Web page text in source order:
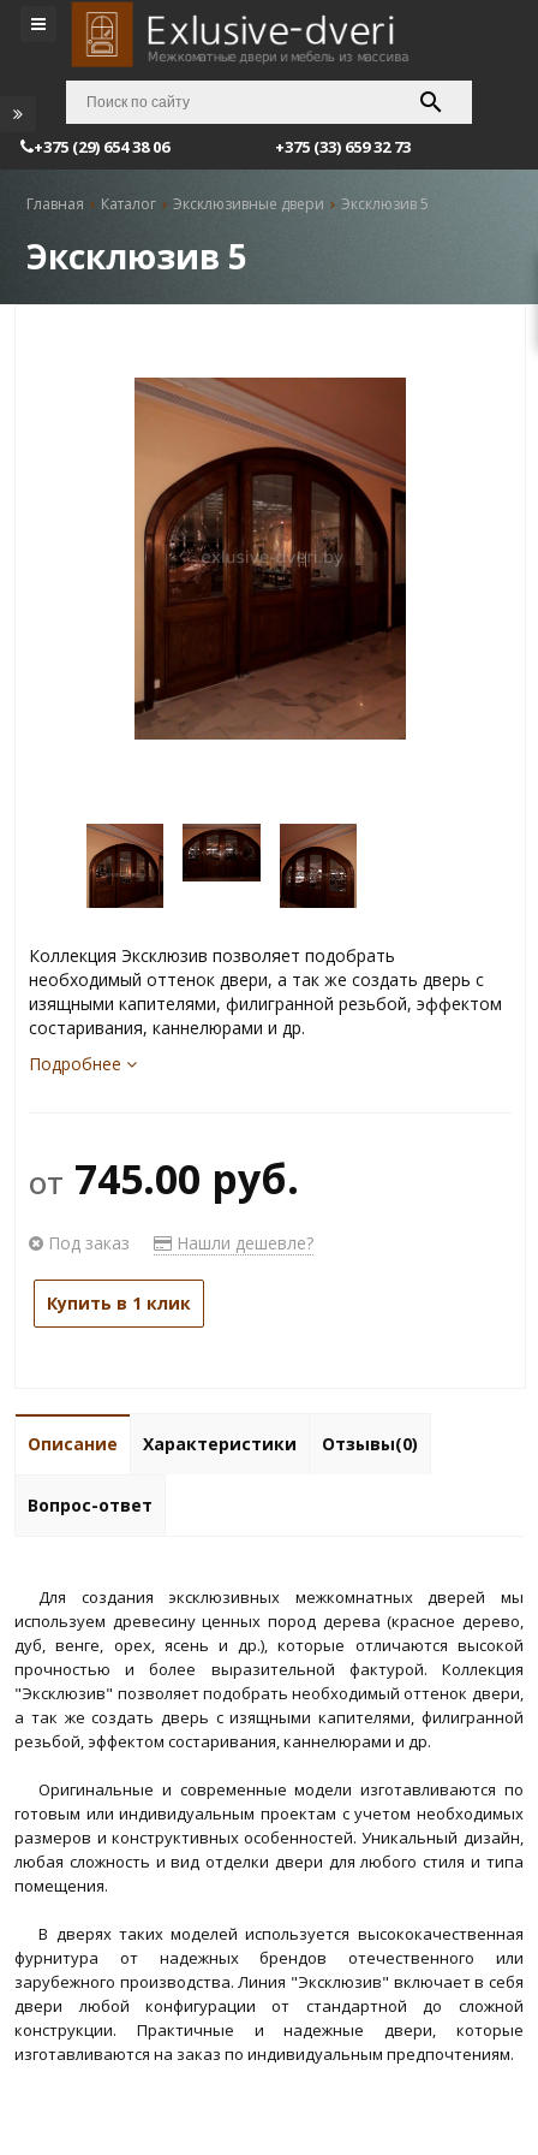
+375 (29) 654 38 06 +375 (33) 659 32 73
Главная Каталог Эксклюзивные двери Эксклюзив 5
Эксклюзив 5
Коллекция Эксклюзив позволяет подобрать
необходимый оттенок двери, а так же создать дверь с
изящными капителями, филигранной резьбой, эффектом
состаривания, каннелюрами и др.
Подробнее
от 745.00 руб.
Под заказ Нашли дешевле?
Купить в 1 клик
Описание Характеристики Отзывы(0)
Вопрос-ответ
Для создания эксклюзивных межкомнатных дверей мы
используем древесину ценных пород дерева (красное дерево,
дуб, венге, орех, ясень и др.), которые отличаются высокой
прочностью и более выразительной фактурой. Коллекция
"Эксклюзив" позволяет подобрать необходимый оттенок двери,
а так же создать дверь с изящными капителями, филигранной
резьбой, эффектом состаривания, каннелюрами и др.
Оригинальные и современные модели изготавливаются по
готовым или индивидуальным проектам с учетом необходимых
размеров и конструктивных особенностей. Уникальный дизайн,
любая сложность и вид отделки двери для любого стиля и типа
помещения.
В дверях таких моделей используется высококачественная
фурнитура от надежных брендов отечественного или
зарубежного производства. Линия "Эксклюзив" включает в себя
двери любой конфигурации от стандартной до сложной
конструкции. Практичные и надежные двери, которые
изготавливаются на заказ по индивидуальным предпочтениям.